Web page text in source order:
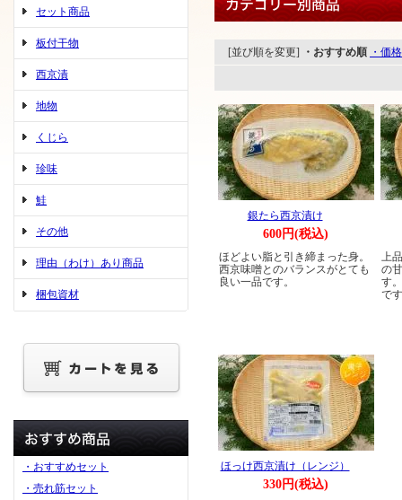
セット商品
板付干物
西京漬
地物
くじら
珍味
鮭
その他
理由（わけ）あり商品
梱包資材
・おすすめセット
・売れ筋セット
[並び順を変更] ・おすすめ順 ・価
銀たら西京漬け
600円(税込)
ほどよい脂と引き締まった身。
西京味噌とのバランスがとても
良い一品です。
上
の
す
で
ほっけ西京漬け（レンジ）
330円(税込)